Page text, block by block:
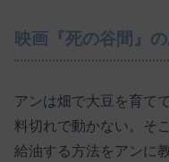
映画『死の谷間』の
アンは畑で大豆を育て
料切れで動かない。そ
給油する方法をアンに教